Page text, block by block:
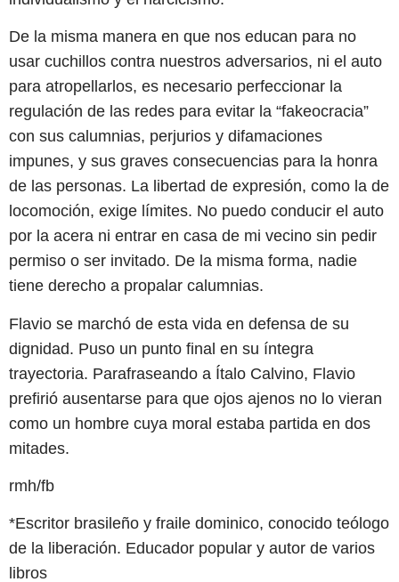
De la misma manera en que nos educan para no
usar cuchillos contra nuestros adversarios, ni el auto
para atropellarlos, es necesario perfeccionar la
regulación de las redes para evitar la “fakeocracia”
con sus calumnias, perjurios y difamaciones
impunes, y sus graves consecuencias para la honra
de las personas. La libertad de expresión, como la de
locomoción, exige límites. No puedo conducir el auto
por la acera ni entrar en casa de mi vecino sin pedir
permiso o ser invitado. De la misma forma, nadie
tiene derecho a propalar calumnias.
Flavio se marchó de esta vida en defensa de su
dignidad. Puso un punto final en su íntegra
trayectoria. Parafraseando a Ítalo Calvino, Flavio
prefirió ausentarse para que ojos ajenos no lo vieran
como un hombre cuya moral estaba partida en dos
mitades.
rmh/fb
*Escritor brasileño y fraile dominico, conocido teólogo
de la liberación. Educador popular y autor de varios
libros